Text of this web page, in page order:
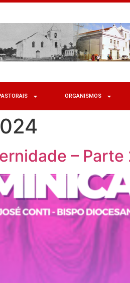
ORGANISMOS
– Parte